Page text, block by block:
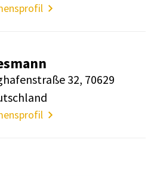
32, 70629